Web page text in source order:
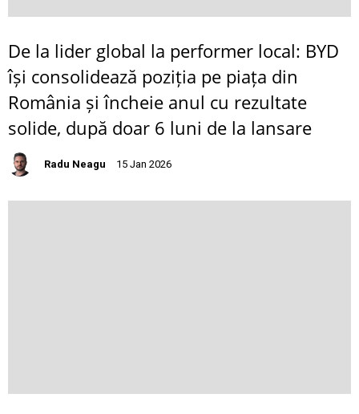
De la lider global la performer local: BYD
își consolidează poziția pe piața din
România și încheie anul cu rezultate
solide, după doar 6 luni de la lansare
Radu Neagu 15 Jan 2026